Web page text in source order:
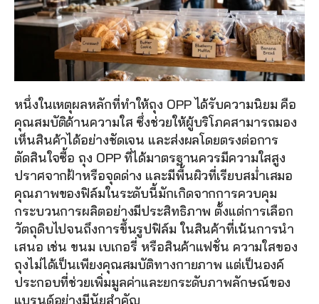
หนึ่งในเหตุผลหลักที่ทำให้ถุง OPP ได้รับความนิยม คือ
คุณสมบัติด้านความใส ซึ่งช่วยให้ผู้บริโภคสามารถมอง
เห็นสินค้าได้อย่างชัดเจน และส่งผลโดยตรงต่อการ
ตัดสินใจซื้อ ถุง OPP ที่ได้มาตรฐานควรมีความใสสูง
ปราศจากฝ้าหรือจุดด่าง และมีพื้นผิวที่เรียบสม่ำเสมอ
คุณภาพของฟิล์มในระดับนี้มักเกิดจากการควบคุม
กระบวนการผลิตอย่างมีประสิทธิภาพ ตั้งแต่การเลือก
วัตถุดิบไปจนถึงการขึ้นรูปฟิล์ม ในสินค้าที่เน้นการนำ
เสนอ เช่น ขนม เบเกอรี่ หรือสินค้าแฟชั่น ความใสของ
ถุงไม่ได้เป็นเพียงคุณสมบัติทางกายภาพ แต่เป็นองค์
ประกอบที่ช่วยเพิ่มมูลค่าและยกระดับภาพลักษณ์ของ
แบรนด์อย่างมีนัยสำคัญ